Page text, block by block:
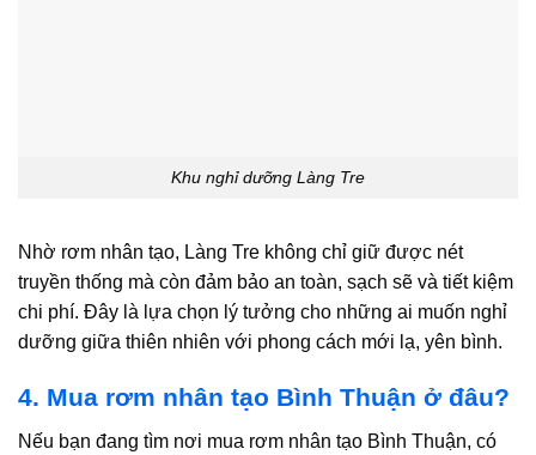
Khu nghỉ dưỡng Làng Tre
Nhờ rơm nhân tạo, Làng Tre không chỉ giữ được nét
truyền thống mà còn đảm bảo an toàn, sạch sẽ và tiết kiệm
chi phí. Đây là lựa chọn lý tưởng cho những ai muốn nghỉ
dưỡng giữa thiên nhiên với phong cách mới lạ, yên bình.
4. Mua rơm nhân tạo Bình Thuận ở đâu?
Nếu bạn đang tìm nơi mua rơm nhân tạo Bình Thuận, có